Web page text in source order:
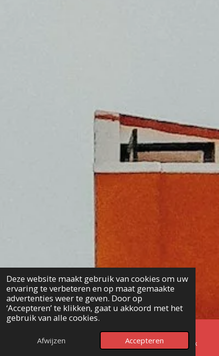
Deze website maakt gebruik van cookies om uw
ervaring te verbeteren en op maat gemaakte
advertenties weer te geven. Door op
‘Accepteren’ te klikken, gaat u akkoord met het
gebruik van alle cookies.
Afwijzen Accepteren
E-mailadres Telefoonnummer Facebook